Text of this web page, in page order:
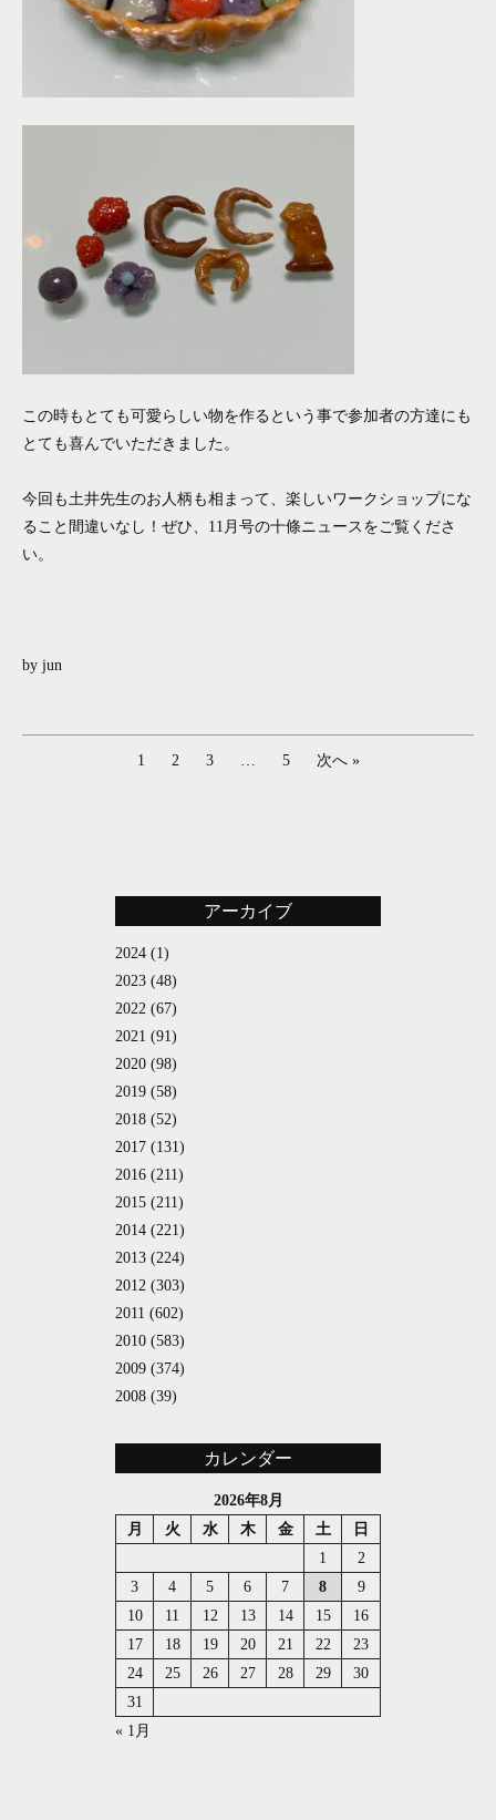
この時もとても可愛らしい物を作るという事で参加者の方達にも
とても喜んでいただきました。
今回も土井先生のお人柄も相まって、楽しいワークショップにな
ること間違いなし！ぜひ、11月号の十條ニュースをご覧くださ
い。
by jun
1 2 3 … 5 次へ »
アーカイブ
2024 (1)
2023 (48)
2022 (67)
2021 (91)
2020 (98)
2019 (58)
2018 (52)
2017 (131)
2016 (211)
2015 (211)
2014 (221)
2013 (224)
2012 (303)
2011 (602)
2010 (583)
2009 (374)
2008 (39)
カレンダー
2026年8月
月
火 水 木 金 土 日
« 1月
1
2
3
4 5 6 7 8
9
10
11 12 13 14 15
16
17
18 19 20 21 22
23
24
25 26 27 28 29
30
31